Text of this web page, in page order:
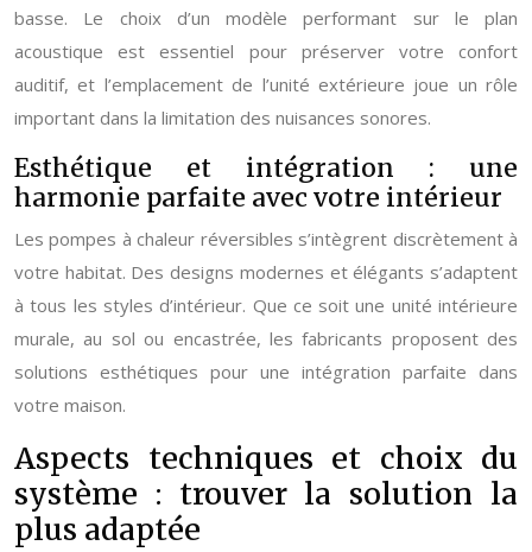
basse. Le choix d’un modèle performant sur le plan
acoustique est essentiel pour préserver votre confort
auditif, et l’emplacement de l’unité extérieure joue un rôle
important dans la limitation des nuisances sonores.
Esthétique et intégration : une
harmonie parfaite avec votre intérieur
Les pompes à chaleur réversibles s’intègrent discrètement à
votre habitat. Des designs modernes et élégants s’adaptent
à tous les styles d’intérieur. Que ce soit une unité intérieure
murale, au sol ou encastrée, les fabricants proposent des
solutions esthétiques pour une intégration parfaite dans
votre maison.
Aspects techniques et choix du
système : trouver la solution la
plus adaptée